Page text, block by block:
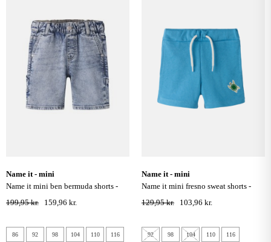
name it - mini
name it mini ben bermuda shorts -
light blue denim
199,95 kr. 159,96 kr.
86 92 98 104 110 116
name it - mini
name it mini fresno sweat shorts -
cyaneus
129,95 kr. 103,96 kr.
92 98 104 110 116